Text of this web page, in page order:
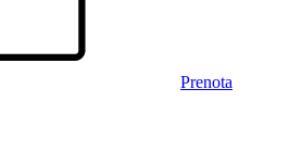
Prenota